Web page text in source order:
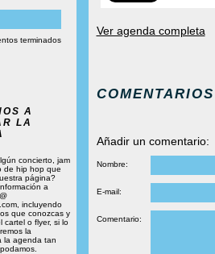
terminados
A
LA
concierto, jam
de hip hop que
página?
a
incluyendo
que conozcas y
cartel o flyer, si lo
la
la agenda tan
Ver agenda completa
COMENTARIOS
Añadir un comentario:
Nombre:
E-mail:
Comentario: